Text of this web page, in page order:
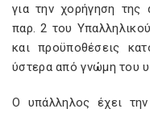
για την χορήγηση
παρ. 2 του
και προϋποθέσεις
ύστερα από γνώμη του
Ο υπάλληλος έχει την